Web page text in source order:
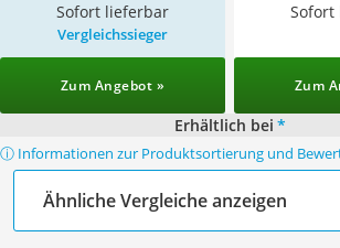
Sofort lieferbar
Vergleichssieger
Zum Angebot » Zum
Erhältlich bei *
ⓘ Informationen zur Produktsortierung und
Ähnliche Vergleiche anzeigen